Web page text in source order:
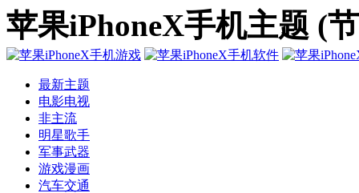
苹果iPhoneX手机主题 (
最新主题
电影电视
非主流
明星歌手
军事武器
游戏漫画
汽车交通